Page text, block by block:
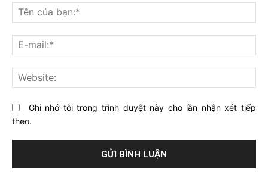
nghĩ
gì
về
bài
viết
này?
Ghi nhớ tôi trong trình duyệt này cho lần nhận xét tiếp
theo.